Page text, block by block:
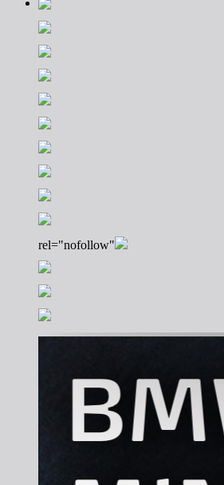
rel="nofollow"